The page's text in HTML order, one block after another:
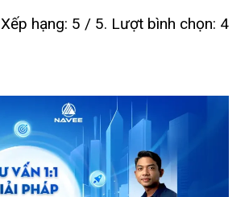
Xếp hạng: 5 / 5. Lượt bình chọn: 4